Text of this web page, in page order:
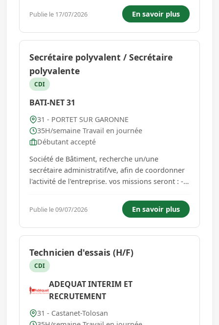
des fax/mails clients sur Salesforce -Traitement
des mails sur Outlook Accueil et Inte...
Publie le 17/07/2026 En savoir plus
Secrétaire polyvalent / Secrétaire
polyvalente
CDI
BATI-NET 31
31 - PORTET SUR GARONNE
35H/semaine Travail en journée
Débutant accepté
Société de Bâtiment, recherche un/une
secrétaire administratif/ve, afin de coordonner
l'activité de l'entreprise. vos missions seront : -
rendez-vous, - rédaction des devis (mise au
propre), - gestion des mails Vous devez être
autonome sur...
Publie le 09/07/2026 En savoir plus
Technicien d'essais (H/F)
CDI
ADEQUAT INTERIM ET
RECRUTEMENT
31 - Castanet-Tolosan